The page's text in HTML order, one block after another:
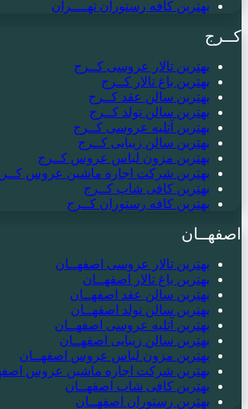
بهترین کافه رستوران تهــــران
کــرج
بهترین تالار عروسی کــرج
بهترین باغ تالار کــرج
بهترین سالن عقد کــرج
بهترین سالن تولد کــرج
بهترین آتلیه عروسی کــرج
بهترین سالن زیبایی کــرج
بهترین مزون لباس عروس کــرج
بهترین شرکت اجاره ماشین عروس
بهترین کافی شاپ کــرج
بهترین کافه رستوران کــرج
اصفهــان
بهترین تالار عروسی اصفهــان
بهترین باغ تالار اصفهــان
بهترین سالن عقد اصفهــان
بهترین سالن تولد اصفهــان
بهترین آتلیه عروسی اصفهــان
بهترین سالن زیبایی اصفهــان
بهترین مزون لباس عروس اصفهــان
بهترین شرکت اجاره ماشین عروس
بهترین کافی شاپ اصفهــان
بهترین رستوران اصفهــان